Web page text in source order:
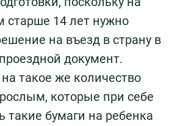
старше 14 лет нужно
на въезд в страну в
документ.
такое же количество
которые при себе
бумаги на ребенка